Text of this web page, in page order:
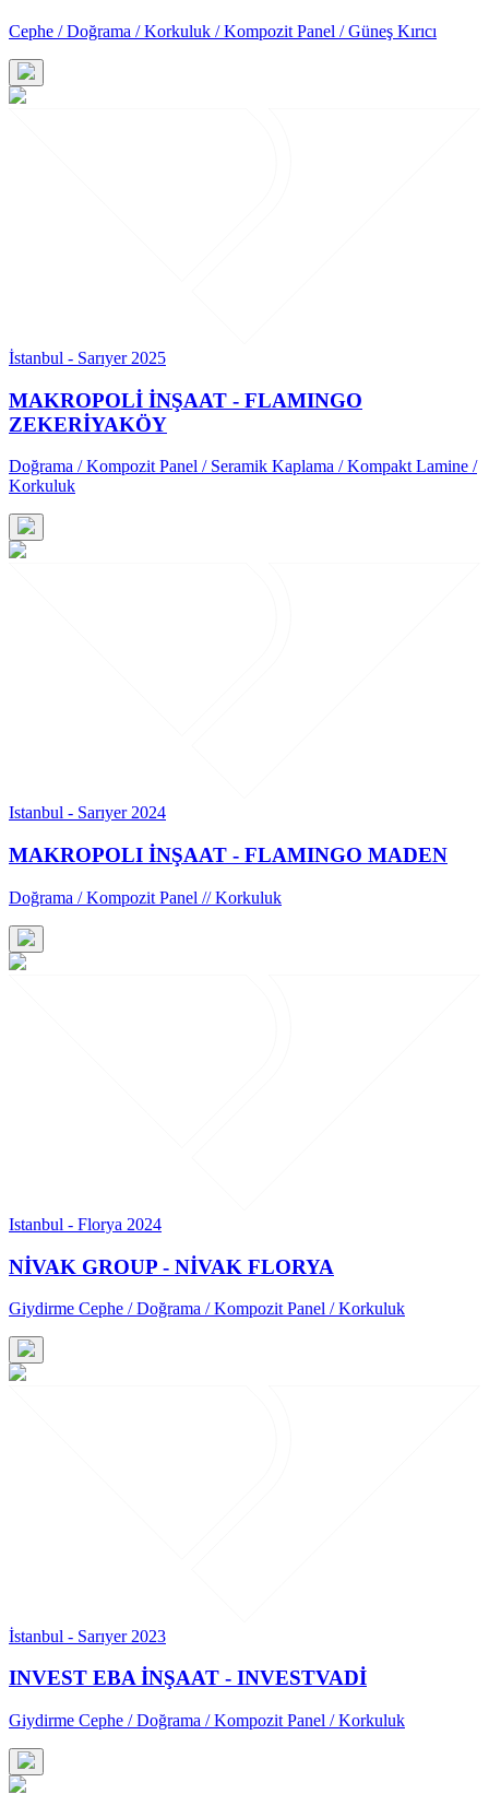
Cephe / Doğrama / Korkuluk / Kompozit Panel / Güneş Kırıcı
İstanbul - Sarıyer 2025
MAKROPOLİ İNŞAAT - FLAMINGO
ZEKERİYAKÖY
Doğrama / Kompozit Panel / Seramik Kaplama / Kompakt Lamine /
Korkuluk
Istanbul - Sarıyer 2024
MAKROPOLI İNŞAAT - FLAMINGO MADEN
Doğrama / Kompozit Panel // Korkuluk
Istanbul - Florya 2024
NİVAK GROUP - NİVAK FLORYA
Giydirme Cephe / Doğrama / Kompozit Panel / Korkuluk
İstanbul - Sarıyer 2023
INVEST EBA İNŞAAT - INVESTVADİ
Giydirme Cephe / Doğrama / Kompozit Panel / Korkuluk